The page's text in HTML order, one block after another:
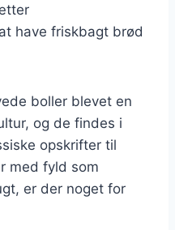
have friskbagt brød
boller blevet en
og de findes i
opskrifter til
med fyld som
er der noget for